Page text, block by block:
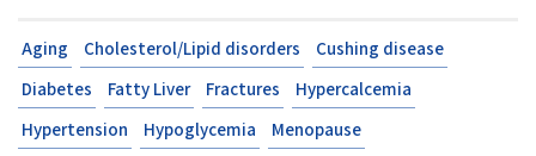
Aging Cholesterol/Lipid disorders
Cushing disease
Diabetes
Fatty Liver Fractures
Hypercalcemia
Hypertension
Hypoglycemia
Menopause